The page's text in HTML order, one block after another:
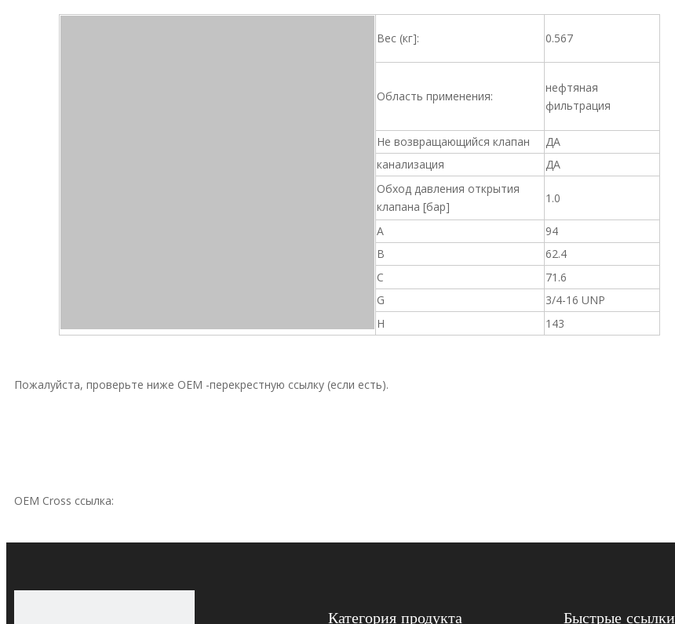
Вес (кг]: 0.567
Область применения:
нефтяная
фильтрация
Не возвращающийся клапан
ДА
канализация
ДА
Обход давления открытия
клапана [бар]
1.0
A
94
B
62.4
C
71.6
G
3/4-16 UNP
H
143
Пожалуйста, проверьте ниже OEM -перекрестную ссылку (если есть).
OEM Cross ссылка:
Приложение
В основном используется для сталелитейной мельницы, электростанции, минной/ресурсной депо, бумажной фабрики и
Категория продукта Быстрые ссылки